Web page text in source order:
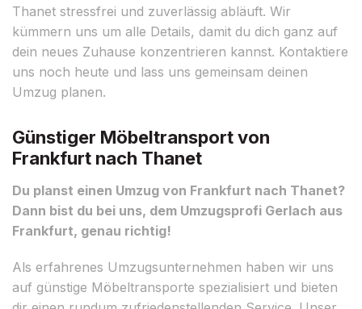
Thanet stressfrei und zuverlässig abläuft. Wir
kümmern uns um alle Details, damit du dich ganz auf
dein neues Zuhause konzentrieren kannst. Kontaktiere
uns noch heute und lass uns gemeinsam deinen
Umzug planen.
Günstiger Möbeltransport von
Frankfurt nach Thanet
Du planst einen Umzug von Frankfurt nach Thanet?
Dann bist du bei uns, dem Umzugsprofi Gerlach aus
Frankfurt, genau richtig!
Als erfahrenes Umzugsunternehmen haben wir uns
auf günstige Möbeltransporte spezialisiert und bieten